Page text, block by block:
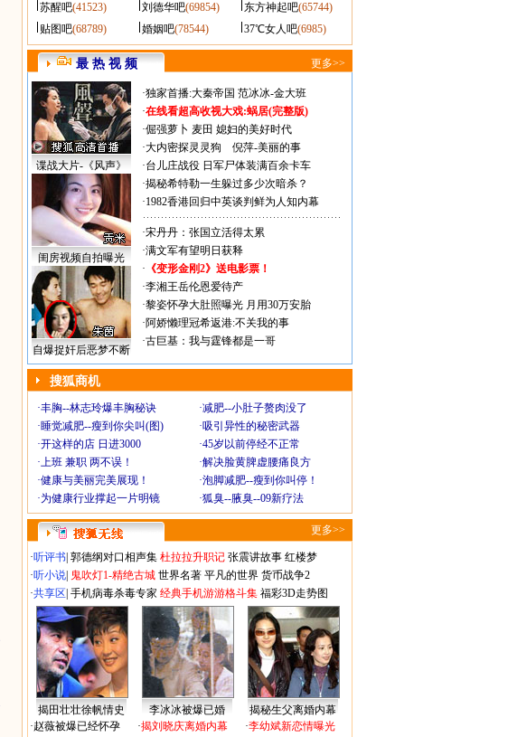
苏醒吧(41523) 刘德华吧(69854) 东方神起吧(65744)
贴图吧(68789) 婚姻吧(78544) 37℃女人吧(6985)
最 热 视 频 更多>>
谍战大片-《风声》
闺房视频自拍曝光
自爆捉奸后恶梦不断
·独家首播:大秦帝国 范冰冰-金大班
·在线看超高收视大戏:蜗居(完整版)
·倔强萝卜 麦田 媳妇的美好时代
·大内密探灵灵狗
倪萍-美丽的事
·台儿庄战役 日军尸体装满百余卡车
·揭秘希特勒一生躲过多少次暗杀？
·1982香港回归中英谈判鲜为人知内幕
·宋丹丹：张国立活得太累
·满文军有望明日获释
· 《变形金刚2》送电影票！
·李湘王岳伦恩爱待产
·黎姿怀孕大肚照曝光 月用30万安胎
·阿娇懒理冠希返港:不关我的事
·古巨基：我与霆锋都是一哥
搜狐商机
·丰胸--林志玲爆丰胸秘诀 ·减肥--小肚子赘肉没了
·睡觉减肥--瘦到你尖叫(图) ·吸引异性的秘密武器
·开这样的店 日进3000 ·45岁以前停经不正常
·上班 兼职 两不误！ ·解决脸黄脾虚腰痛良方
·健康与美丽完美展现！ ·泡脚减肥--瘦到你叫停！
·为健康行业撑起一片明镜 ·狐臭--腋臭--09新疗法
更多>>
·听评书 郭德纲对口相声集 杜拉拉升职记 张震讲故事 红楼梦
·听小说 鬼吹灯1-精绝古城 世界名著 平凡的世界 货币战争2
·共享区 手机病毒杀毒专家 经典手机游游格斗集 福彩3D走势图
揭田壮壮徐帆情史 李冰冰被爆已婚
揭秘生父离婚内幕
·赵薇被爆已经怀孕
·揭刘晓庆离婚内幕
·李幼斌新恋情曝光